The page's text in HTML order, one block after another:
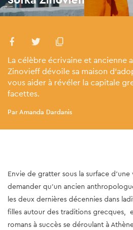
La célèbre écrivaine et ancienne
Zinovieff dévoile sa maison
vous aider à révéler la capitale
facettes.
Par Amanda Dardanis
Envie de gratter sous la surface d'une
demander qu'un ancien
les deux dernières décennies dans
filles autour des traditions grecques,
romans à succès se déroulant à